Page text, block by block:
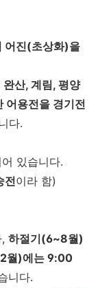
어진(초상화)을
완산, 계림, 평양
어용전을 경기전
다.
있습니다.
전이라 함)
하절기(6~8월)
월)에는 9:00
니다.